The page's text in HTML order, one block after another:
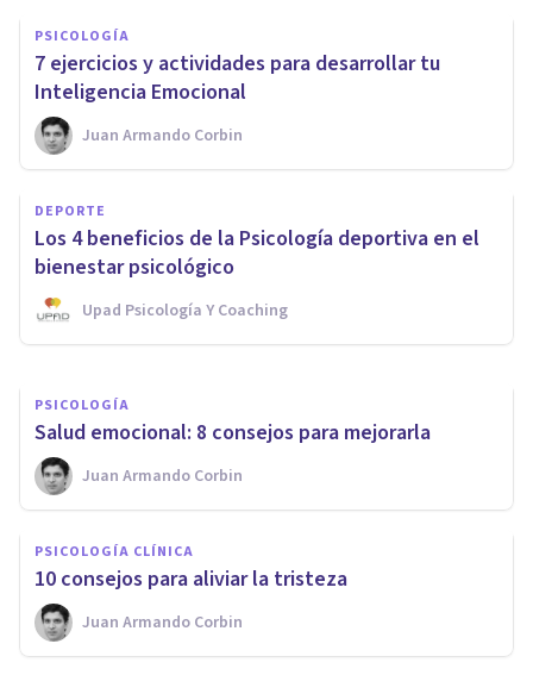
PSICOLOGÍA
7 ejercicios y actividades para desarrollar tu
Inteligencia Emocional
Juan Armando Corbin
DEPORTE
Los 4 beneficios de la Psicología deportiva en el
bienestar psicológico
Upad Psicología Y Coaching
Los 4 mejores cursos sobre la
felicidad en Madrid
Arturo Torres
PSICOLOGÍA
Salud emocional: 8 consejos para mejorarla
Juan Armando Corbin
PSICOLOGÍA CLÍNICA
10 consejos para aliviar la tristeza
Juan Armando Corbin